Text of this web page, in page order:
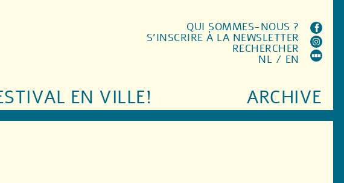
EN VILLE! ARCHIVE
QUI SOMMES-NOUS ?
S'INSCRIRE À LA NEWSLETTER
RECHERCHER
NL / EN